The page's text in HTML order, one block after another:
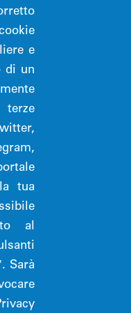
- Acquedotto
RETE
e
di un
terze
tua
al
Sarà